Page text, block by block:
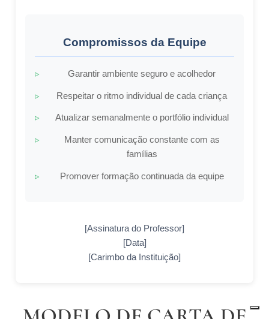
Compromissos da Equipe
Garantir ambiente seguro e acolhedor
Respeitar o ritmo individual de cada criança
Atualizar semanalmente o portfólio individual
Manter comunicação constante com as
famílias
Promover formação continuada da equipe
[Assinatura do Professor]
[Data]
[Carimbo da Instituição]